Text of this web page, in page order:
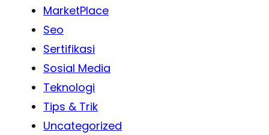
MarketPlace
Seo
Sertifikasi
Sosial Media
Teknologi
Tips & Trik
Uncategorized